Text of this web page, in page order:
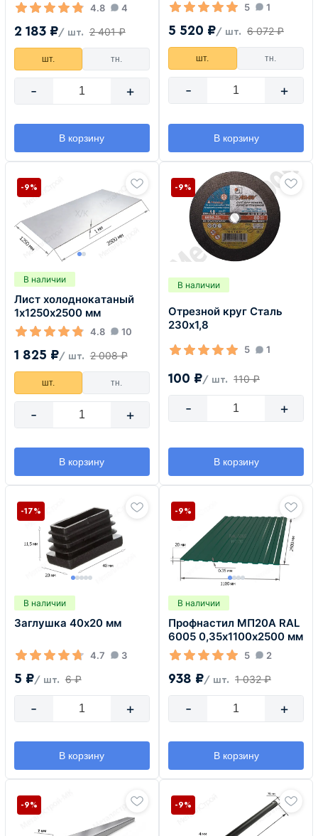
4.8 4
2 183 ₽/ шт. 2 401 ₽
шт. тн.
- +
В корзину
5 1
5 520 ₽/ шт. 6 072 ₽
шт. тн.
- +
В корзину
В наличии
Лист холоднокатаный
1х1250х2500 мм
4.8 10
1 825 ₽/ шт. 2 008 ₽
-9%
шт. тн.
- +
В корзину
В наличии
Отрезной круг Сталь
230х1,8
5 1
100 ₽/ шт. 110 ₽
-9%
- +
В корзину
В наличии
Заглушка 40х20 мм
4.7 3
5 ₽/ шт. 6 ₽
-17%
- +
В корзину
В наличии
Профнастил МП20А RAL
6005 0,35х1100х2500 мм
5 2
938 ₽/ шт. 1 032 ₽
-9%
- +
В корзину
-9% -9%